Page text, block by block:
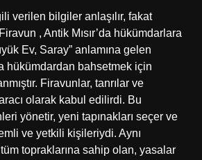
verilen bilgiler anlaşılır, fakat
, Antik Mısır’da hükümdarlara
Ev, Saray” anlamına gelen
hükümdardan bahsetmek için
Firavunlar, tanrılar ve
olarak kabul edilirdi. Bu
yönetir, yeni tapınakları seçer ve
ve yetkili kişileriydi. Aynı
tüm topraklarına sahip olan, yasalar